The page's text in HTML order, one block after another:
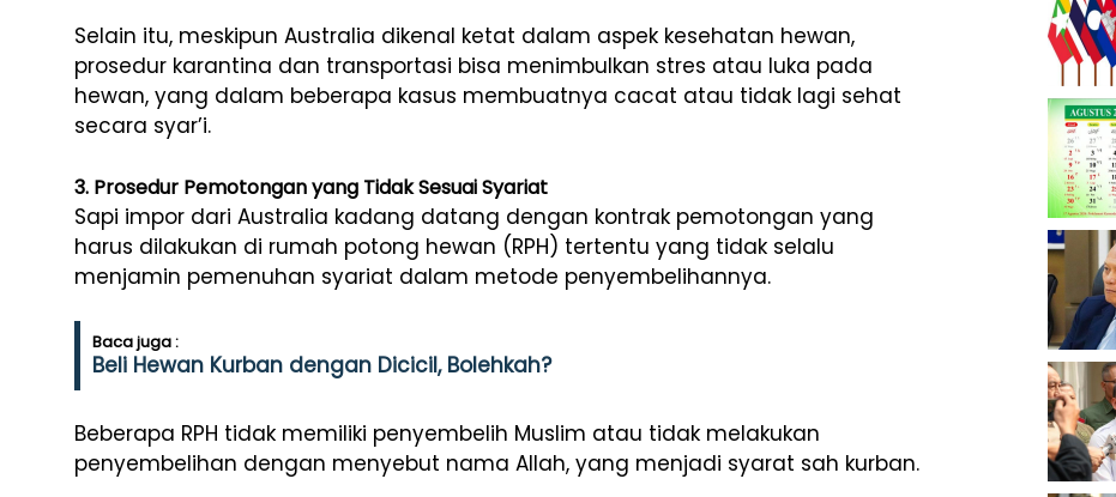
Selain itu, meskipun Australia dikenal ketat dalam aspek kesehatan hewan,
prosedur karantina dan transportasi bisa menimbulkan stres atau luka pada
hewan, yang dalam beberapa kasus membuatnya cacat atau tidak lagi sehat
secara syar’i.
3. Prosedur Pemotongan yang Tidak Sesuai Syariat
Sapi impor dari Australia kadang datang dengan kontrak pemotongan yang
harus dilakukan di rumah potong hewan (RPH) tertentu yang tidak selalu
menjamin pemenuhan syariat dalam metode penyembelihannya.
Baca juga :
Beli Hewan Kurban dengan Dicicil, Bolehkah?
Beberapa RPH tidak memiliki penyembelih Muslim atau tidak melakukan
penyembelihan dengan menyebut nama Allah, yang menjadi syarat sah kurban.